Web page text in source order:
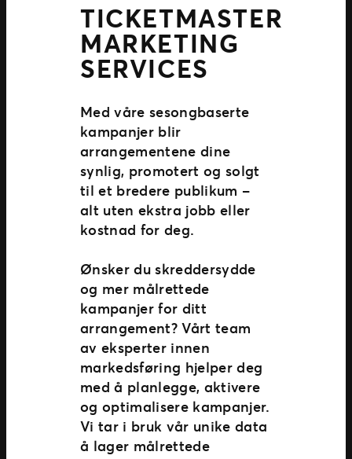
TICKETMASTER
MARKETING
SERVICES
Med våre sesongbaserte
kampanjer blir
arrangementene dine
synlig, promotert og solgt
til et bredere publikum –
alt uten ekstra jobb eller
kostnad for deg.
Ønsker du skreddersydde
og mer målrettede
kampanjer for ditt
arrangement? Vårt team
av eksperter innen
markedsføring hjelper deg
med å planlegge, aktivere
og optimalisere kampanjer.
Vi tar i bruk vår unike data
å lager målrettede